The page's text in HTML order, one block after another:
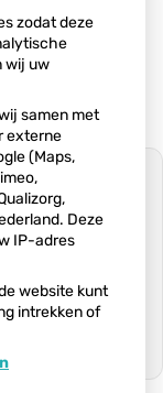
zodat deze
wij uw
samen met
externe
(Maps,
Deze
IP-adres
website kunt
intrekken of